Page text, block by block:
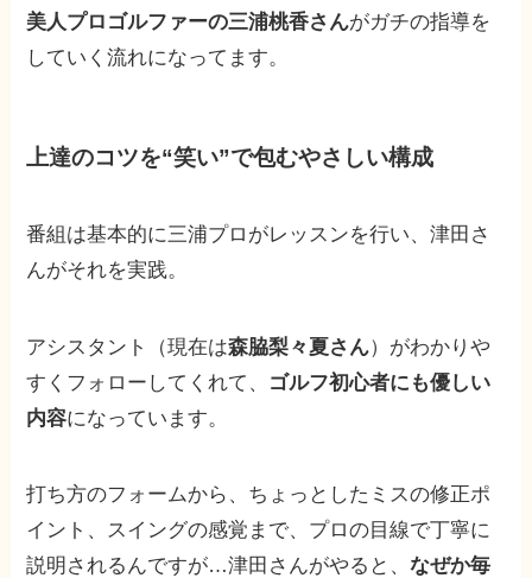
美人プロゴルファーの三浦桃香さんがガチの指導を
していく流れになってます。
上達のコツを“笑い”で包むやさしい構成
番組は基本的に三浦プロがレッスンを行い、津田さ
んがそれを実践。
アシスタント（現在は森脇梨々夏さん）がわかりや
すくフォローしてくれて、 ゴルフ初心者にも優しい
内容になっています。
打ち方のフォームから、ちょっとしたミスの修正ポ
イント、スイングの感覚まで、プロの目線で丁寧に
説明されるんですが…津田さんがやると、なぜか毎